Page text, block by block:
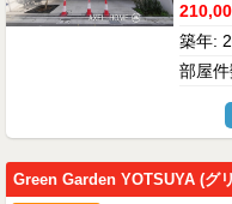
築年:
部屋
Green Garden YOTSUYA (グ